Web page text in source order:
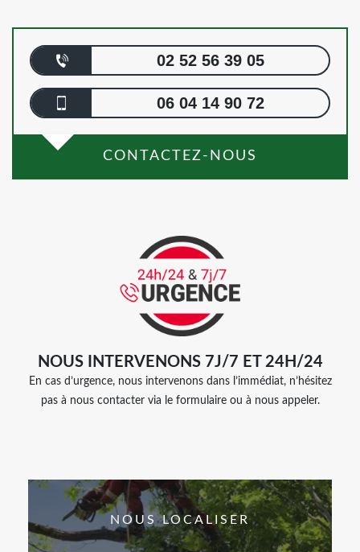
02 52 56 39 05
06 04 14 90 72
CONTACTEZ-NOUS
NOUS INTERVENONS 7J/7 ET 24H/24
En cas d’urgence, nous intervenons dans l’immédiat, n’hésitez
pas à nous contacter via le formulaire ou à nous appeler.
NOUS LOCALISER